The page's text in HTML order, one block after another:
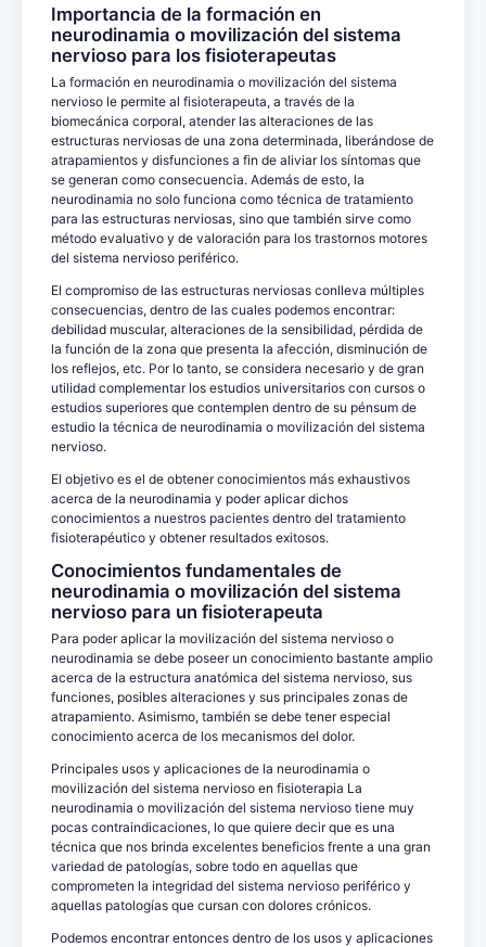
Importancia de la formación en
neurodinamia o movilización del sistema
nervioso para los fisioterapeutas
La formación en neurodinamia o movilización del sistema
nervioso le permite al fisioterapeuta, a través de la
biomecánica corporal, atender las alteraciones de las
estructuras nerviosas de una zona determinada, liberándose de
atrapamientos y disfunciones a fin de aliviar los síntomas que
se generan como consecuencia. Además de esto, la
neurodinamia no solo funciona como técnica de tratamiento
para las estructuras nerviosas, sino que también sirve como
método evaluativo y de valoración para los trastornos motores
del sistema nervioso periférico.
El compromiso de las estructuras nerviosas conlleva múltiples
consecuencias, dentro de las cuales podemos encontrar:
debilidad muscular, alteraciones de la sensibilidad, pérdida de
la función de la zona que presenta la afección, disminución de
los reflejos, etc. Por lo tanto, se considera necesario y de gran
utilidad complementar los estudios universitarios con cursos o
estudios superiores que contemplen dentro de su pénsum de
estudio la técnica de neurodinamia o movilización del sistema
nervioso.
El objetivo es el de obtener conocimientos más exhaustivos
acerca de la neurodinamia y poder aplicar dichos
conocimientos a nuestros pacientes dentro del tratamiento
fisioterapéutico y obtener resultados exitosos.
Conocimientos fundamentales de
neurodinamia o movilización del sistema
nervioso para un fisioterapeuta
Para poder aplicar la movilización del sistema nervioso o
neurodinamia se debe poseer un conocimiento bastante amplio
acerca de la estructura anatómica del sistema nervioso, sus
funciones, posibles alteraciones y sus principales zonas de
atrapamiento. Asimismo, también se debe tener especial
conocimiento acerca de los mecanismos del dolor.
Principales usos y aplicaciones de la neurodinamia o
movilización del sistema nervioso en fisioterapia La
neurodinamia o movilización del sistema nervioso tiene muy
pocas contraindicaciones, lo que quiere decir que es una
técnica que nos brinda excelentes beneficios frente a una gran
variedad de patologías, sobre todo en aquellas que
comprometen la integridad del sistema nervioso periférico y
aquellas patologías que cursan con dolores crónicos.
Podemos encontrar entonces dentro de los usos y aplicaciones